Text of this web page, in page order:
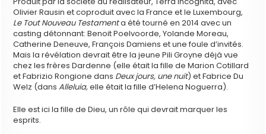
Olivier Rausin et coproduit avec la France et le Luxembourg,
Le Tout Nouveau Testamenta été tourné en 2014 avec un
casting détonnant: Benoit Poelvoorde, Yolande Moreau,
Catherine Deneuve, François Damiens et une foule d’invités.
Mais la révélation devrait être la jeune Pili Groyne déjà vue
chez les frères Dardenne (elle était la fille de Marion Cotillard
et Fabrizio Rongione dans Deux jours, une nuit) et Fabrice Du
Welz (dansAlleluia,elle était la fille d’Helena Noguerra).
Elle est ici la fille de Dieu, un rôle qui devrait marquer les
esprits.